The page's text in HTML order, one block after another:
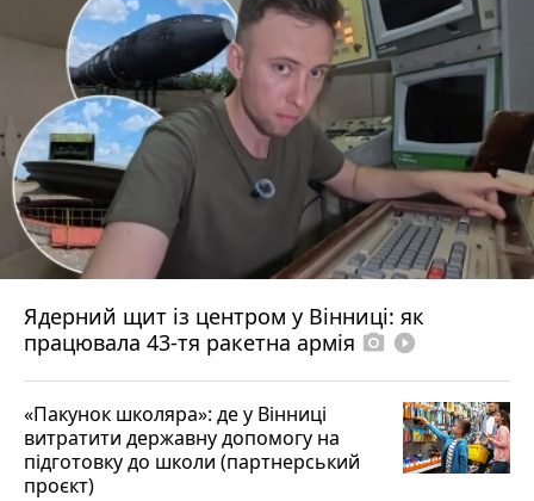
Ядерний щит із центром у Вінниці: як
працювала 43-тя ракетна армія photo_camera play_circle_filled
«Пакунок школяра»: де у Вінниці
витратити державну допомогу на
підготовку до школи (партнерський
проєкт)